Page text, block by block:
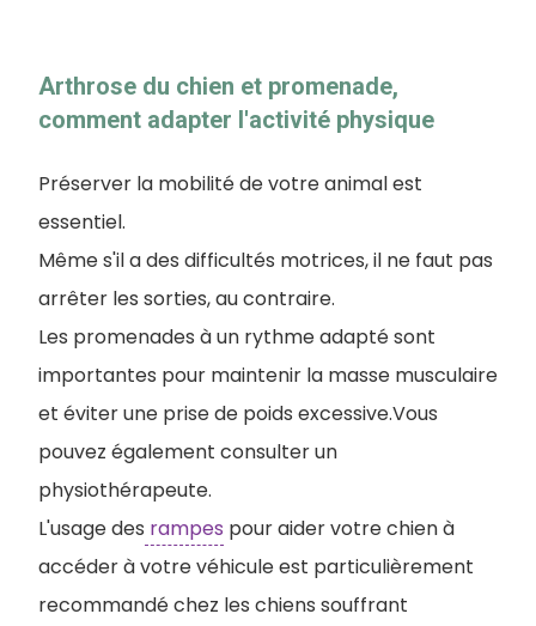
Arthrose du chien et promenade,
comment adapter l'activité physique
Préserver la mobilité de votre animal est
essentiel.
Même s'il a des difficultés motrices, il ne faut pas
arrêter les sorties, au contraire.
Les promenades à un rythme adapté sont
importantes pour maintenir la masse musculaire
et éviter une prise de poids excessive.Vous
pouvez également consulter un
physiothérapeute.
L'usage des rampes pour aider votre chien à
accéder à votre véhicule est particulièrement
recommandé chez les chiens souffrant